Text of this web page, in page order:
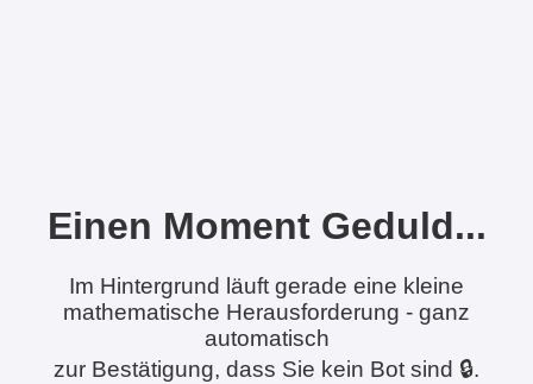
Einen Moment Geduld...
Im Hintergrund läuft gerade eine kleine
mathematische Herausforderung - ganz
automatisch
zur Bestätigung, dass Sie kein Bot sind 🔒.